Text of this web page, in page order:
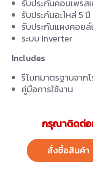
รับประกันคอมเพรส
รับประกันอะไหล่ 5 ปี
รับประกันแผงคอยล์
ระบบ Inverter
Includes
รีโมทมาตรฐานจาก
คู่มือการใช้งาน
กรุณาติดต่อ
สั่งซื้อสินค้า